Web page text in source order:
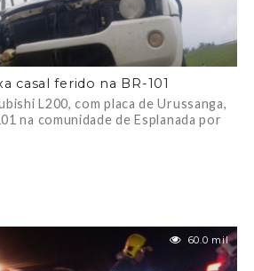
casal ferido na BR-101
L200, com placa de Urussanga,
na comunidade de Esplanada por
60.0 mil